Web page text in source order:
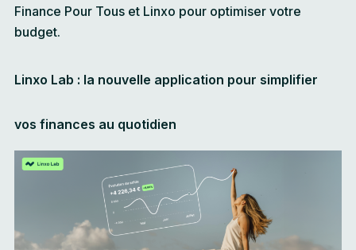
Finance Pour Tous et Linxo pour optimiser votre
budget.
Linxo Lab : la nouvelle application pour simplifier
vos finances au quotidien